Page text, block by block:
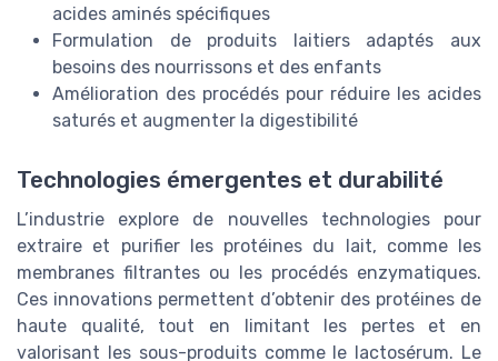
acides aminés spécifiques
Formulation de produits laitiers adaptés aux
besoins des nourrissons et des enfants
Amélioration des procédés pour réduire les acides
saturés et augmenter la digestibilité
Technologies émergentes et durabilité
L’industrie explore de nouvelles technologies pour
extraire et purifier les protéines du lait, comme les
membranes filtrantes ou les procédés enzymatiques.
Ces innovations permettent d’obtenir des protéines de
haute qualité, tout en limitant les pertes et en
valorisant les sous-produits comme le lactosérum. Le